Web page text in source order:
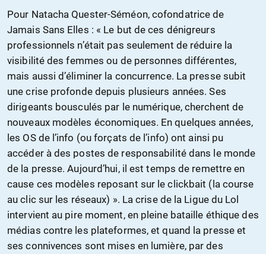
Pour Natacha Quester-Séméon, cofondatrice de
Jamais Sans Elles : « Le but de ces dénigreurs
professionnels n’était pas seulement de réduire la
visibilité des femmes ou de personnes différentes,
mais aussi d’éliminer la concurrence. La presse subit
une crise profonde depuis plusieurs années. Ses
dirigeants bousculés par le numérique, cherchent de
nouveaux modèles économiques. En quelques années,
les OS de l’info (ou forçats de l’info) ont ainsi pu
accéder à des postes de responsabilité dans le monde
de la presse. Aujourd’hui, il est temps de remettre en
cause ces modèles reposant sur le clickbait (la course
au clic sur les réseaux) ». La crise de la Ligue du Lol
intervient au pire moment, en pleine bataille éthique des
médias contre les plateformes, et quand la presse et
ses connivences sont mises en lumière, par des